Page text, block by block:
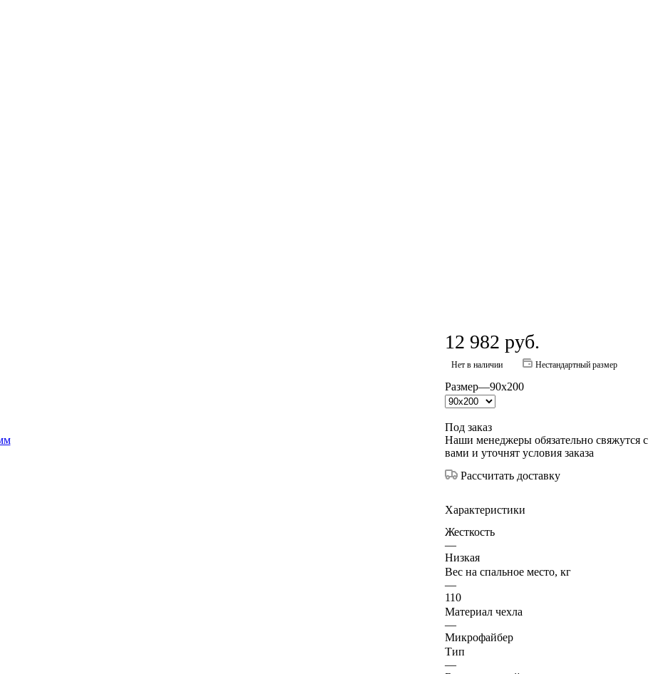
12 982 руб.
Нет в наличии Нестандартный размер
Размер—90x200
Под заказ
Наши менеджеры обязательно свяжутся с
вами и уточнят условия заказа
Рассчитать доставку
Характеристики
Жесткость
—
Низкая
Вес на спальное место, кг
—
110
Материал чехла
—
Микрофайбер
Тип
—